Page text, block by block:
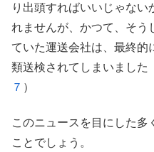
り出頭すればいいじゃない
れませんが、かつて、そう
ていた運送会社は、最終的
類送検されてしまいました
７ ）
このニュースを目にした多
ことでしょう。